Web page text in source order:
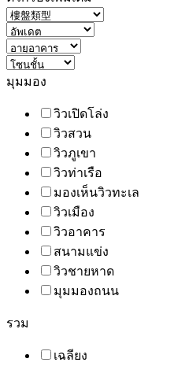
มุมมอง
วิวเปิดโล่ง
วิวสวน
วิวภูเขา
วิวท่าเรือ
มองเห็นวิวทะเล
วิวเมือง
วิวอาคาร
สนามแข่ง
วิวชายหาด
มุมมองถนน
รวม
เฉลียง